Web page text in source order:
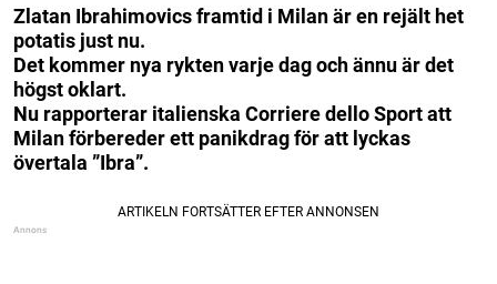
Zlatan Ibrahimovics framtid i Milan är en rejält het
potatis just nu.
Det kommer nya rykten varje dag och ännu är det
högst oklart.
Nu rapporterar italienska Corriere dello Sport att
Milan förbereder ett panikdrag för att lyckas
övertala ”Ibra”.